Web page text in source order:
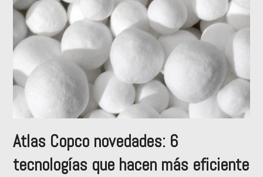
Atlas Copco novedades: 6
tecnologías que hacen más eficiente